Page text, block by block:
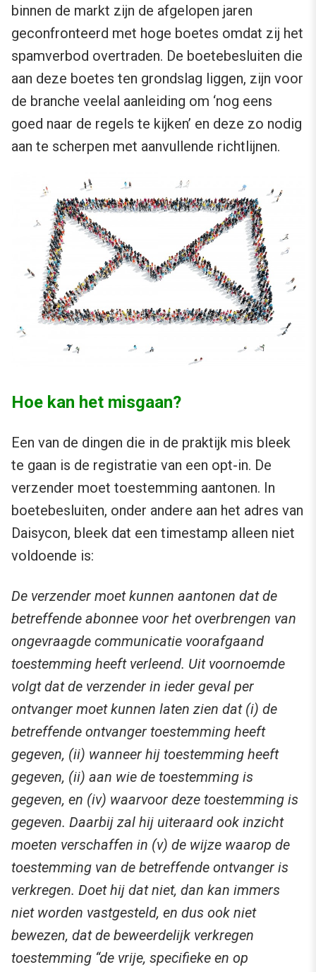
binnen de markt zijn de afgelopen jaren
geconfronteerd met hoge boetes omdat zij het
spamverbod overtraden. De boetebesluiten die
aan deze boetes ten grondslag liggen, zijn voor
de branche veelal aanleiding om ‘nog eens
goed naar de regels te kijken’ en deze zo nodig
aan te scherpen met aanvullende richtlijnen.
Hoe kan het misgaan?
Een van de dingen die in de praktijk mis bleek
te gaan is de registratie van een opt-in. De
verzender moet toestemming aantonen. In
boetebesluiten, onder andere aan het adres van
Daisycon, bleek dat een timestamp alleen niet
voldoende is:
De verzender moet kunnen aantonen dat de
betreffende abonnee voor het overbrengen van
ongevraagde communicatie voorafgaand
toestemming heeft verleend. Uit voornoemde
volgt dat de verzender in ieder geval per
ontvanger moet kunnen laten zien dat (i) de
betreffende ontvanger toestemming heeft
gegeven, (ii) wanneer hij toestemming heeft
gegeven, (ii) aan wie de toestemming is
gegeven, en (iv) waarvoor deze toestemming is
gegeven. Daarbij zal hij uiteraard ook inzicht
moeten verschaffen in (v) de wijze waarop de
toestemming van de betreffende ontvanger is
verkregen. Doet hij dat niet, dan kan immers
niet worden vastgesteld, en dus ook niet
bewezen, dat de beweerdelijk verkregen
toestemming “de vrije, specifieke en op